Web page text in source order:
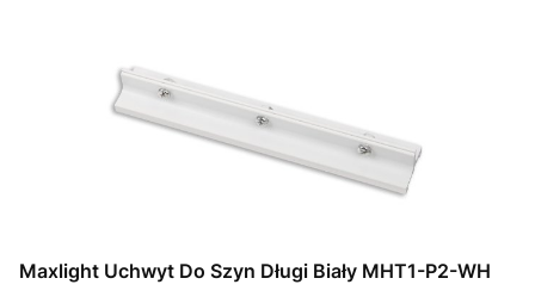
Maxlight Uchwyt Do Szyn Długi Biały MHT1-P2-WH